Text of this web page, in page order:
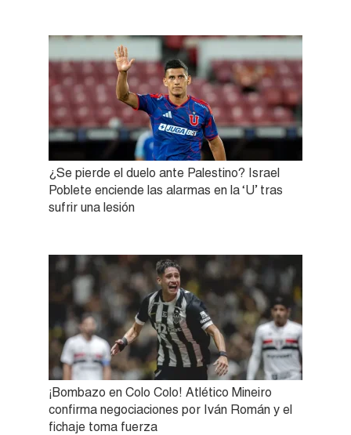
¿Se pierde el duelo ante Palestino? Israel
Poblete enciende las alarmas en la ‘U’ tras
sufrir una lesión
¡Bombazo en Colo Colo! Atlético Mineiro
confirma negociaciones por Iván Román y el
fichaje toma fuerza